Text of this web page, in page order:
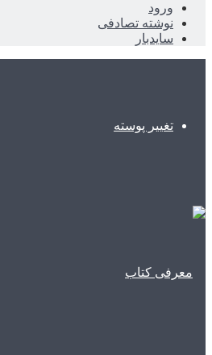
ورود
نوشته تصادفی
سایدبار
تغییر پوسته